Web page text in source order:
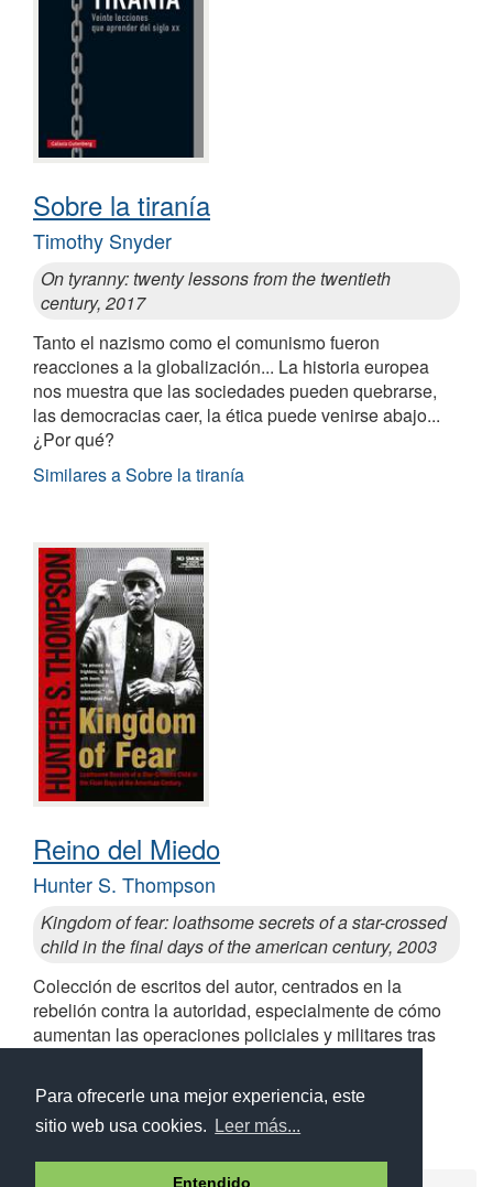
Para ofrecerle una mejor experiencia, este
sitio web usa cookies.
Leer más...
Entendido
Sobre la tiranía
Timothy Snyder
On tyranny: twenty lessons from the twentieth
century, 2017
Tanto el nazismo como el comunismo fueron
reacciones a la globalización... La historia europea
nos muestra que las sociedades pueden quebrarse,
las democracias caer, la ética puede venirse abajo...
¿Por qué?
Similares a Sobre la tiranía
Reino del Miedo
Hunter S. Thompson
Kingdom of fear: loathsome secrets of a star-crossed
child in the final days of the american century, 2003
Colección de escritos del autor, centrados en la
rebelión contra la autoridad, especialmente de cómo
aumentan las operaciones policiales y militares tras
Similares a Reino del Miedo